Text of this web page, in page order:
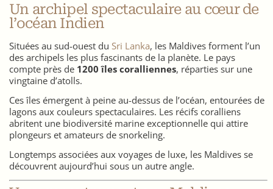
Un archipel spectaculaire au cœur de
l’océan Indien
Situées au sud-ouest du Sri Lanka, les Maldives forment l’un
des archipels les plus fascinants de la planète. Le pays
compte près de 1200 îles coralliennes, réparties sur une
vingtaine d’atolls.
Ces îles émergent à peine au-dessus de l’océan, entourées de
lagons aux couleurs spectaculaires. Les récifs coralliens
abritent une biodiversité marine exceptionnelle qui attire
plongeurs et amateurs de snorkeling.
Longtemps associées aux voyages de luxe, les Maldives se
découvrent aujourd’hui sous un autre angle.